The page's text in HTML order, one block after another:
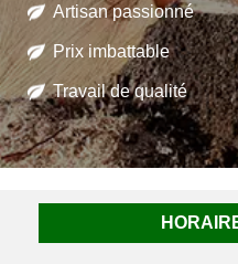
Artisan passionné
Prix imbattable
Travail de qualité